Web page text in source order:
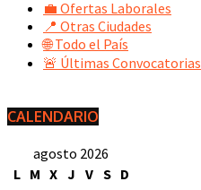
💼 Ofertas Laborales
📍 Otras Ciudades
🌐 Todo el País
🚨 Últimas Convocatorias
CALENDARIO
agosto 2026
L M X J V S D